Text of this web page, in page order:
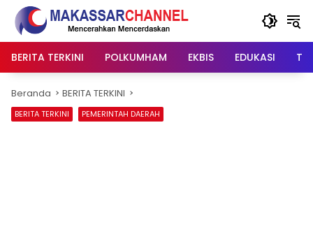
Langsung
konten
BERITA TERKINI
POLKUMHAM EKBIS EDUKASI
Beranda BERITA TERKINI
BERITA TERKINI PEMERINTAH DAERAH